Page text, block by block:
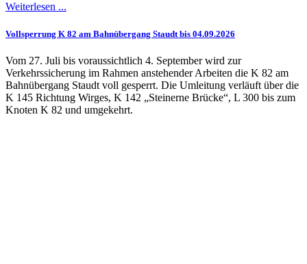
Weiterlesen ...
Vollsperrung K 82 am Bahnübergang Staudt bis 04.09.2026
Vom 27. Juli bis voraussichtlich 4. September wird zur
Verkehrssicherung im Rahmen anstehender Arbeiten die K 82 am
Bahnübergang Staudt voll gesperrt. Die Umleitung verläuft über die
K 145 Richtung Wirges, K 142 „Steinerne Brücke“, L 300 bis zum
Knoten K 82 und umgekehrt.